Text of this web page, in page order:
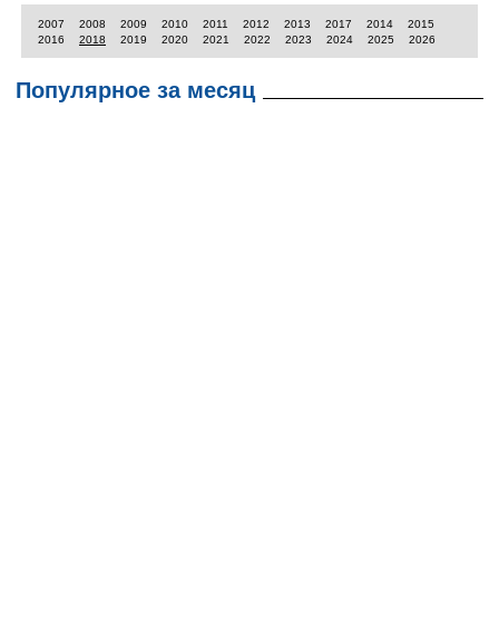
2007 2008 2009 2010 2011 2012 2013 2017 2014
2015
2016
2018 2019 2020 2021 2022 2023 2024 2025 2026
Популярное за месяц